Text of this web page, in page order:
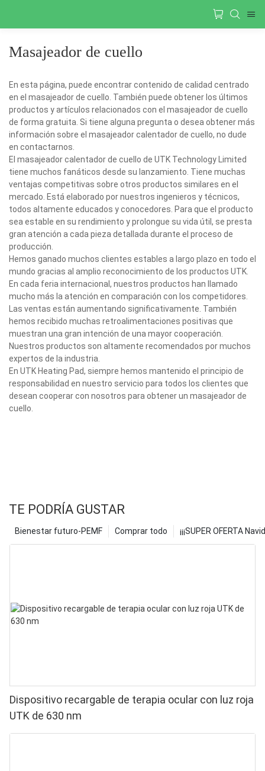
Masajeador de cuello
En esta página, puede encontrar contenido de calidad centrado
en el masajeador de cuello. También puede obtener los últimos
productos y artículos relacionados con el masajeador de cuello
de forma gratuita. Si tiene alguna pregunta o desea obtener más
información sobre el masajeador calentador de cuello, no dude
en contactarnos.
El masajeador calentador de cuello de UTK Technology Limited
tiene muchos fanáticos desde su lanzamiento. Tiene muchas
ventajas competitivas sobre otros productos similares en el
mercado. Está elaborado por nuestros ingenieros y técnicos,
todos altamente educados y conocedores. Para que el producto
sea estable en su rendimiento y prolongue su vida útil, se presta
gran atención a cada pieza detallada durante el proceso de
producción.
Hemos ganado muchos clientes estables a largo plazo en todo el
mundo gracias al amplio reconocimiento de los productos UTK.
En cada feria internacional, nuestros productos han llamado
mucho más la atención en comparación con los competidores.
Las ventas están aumentando significativamente. También
hemos recibido muchas retroalimentaciones positivas que
muestran una gran intención de una mayor cooperación.
Nuestros productos son altamente recomendados por muchos
expertos de la industria.
En UTK Heating Pad, siempre hemos mantenido el principio de
responsabilidad en nuestro servicio para todos los clientes que
desean cooperar con nosotros para obtener un masajeador de
cuello.
TE PODRÍA GUSTAR
¡¡¡SUPER OFERTA
Comprar todo
Bienestar futuro-PEMF
Dispositivo recargable de terapia ocular con luz roja
UTK de 630 nm